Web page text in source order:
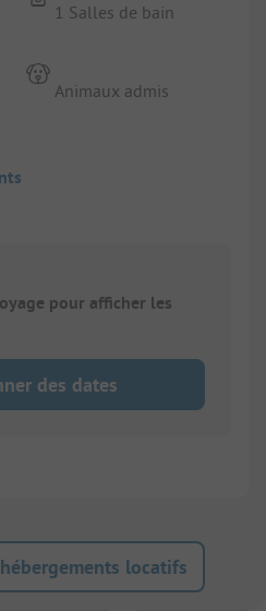
1 Salles de bain
Animaux admis
pour afficher les
des dates
locatifs